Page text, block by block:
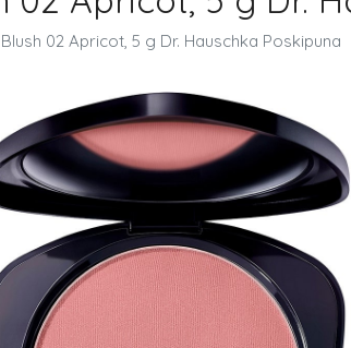
Blush 02 Apricot, 5 g Dr. Hauschka Poskipuna